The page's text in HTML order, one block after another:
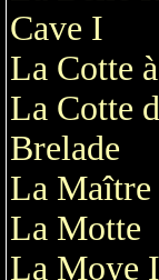
Cave I
La Cotte
La Cotte
Brelade
La
La Motte
La Moye I